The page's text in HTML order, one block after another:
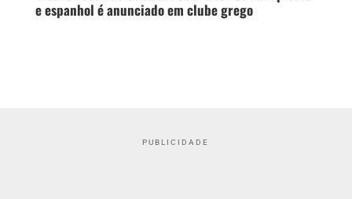
e espanhol é anunciado em clube grego
PUBLICIDADE